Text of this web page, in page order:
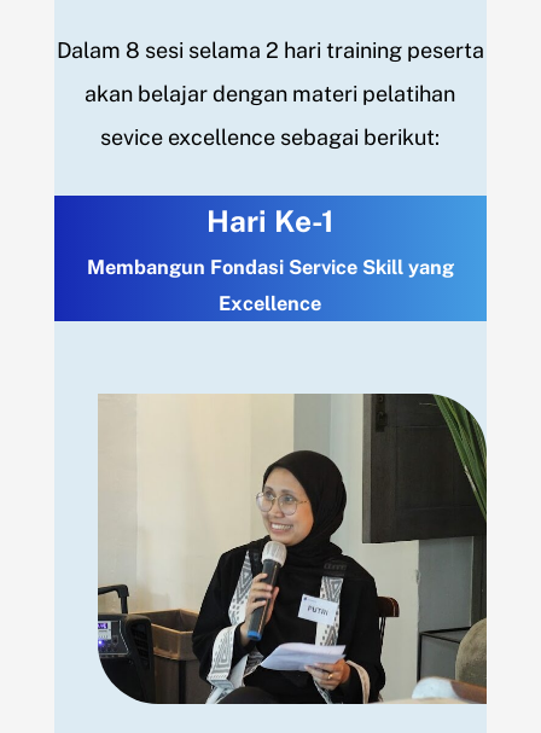
Dalam 8 sesi selama 2 hari training peserta
akan belajar dengan materi pelatihan
sevice excellence sebagai berikut:
Hari Ke-1
Membangun Fondasi Service Skill yang
Excellence